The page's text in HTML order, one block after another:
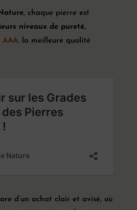
, chaque pierre est
niveaux de pureté,
AAA, la meilleure qualité
d’un achat clair et avisé, où